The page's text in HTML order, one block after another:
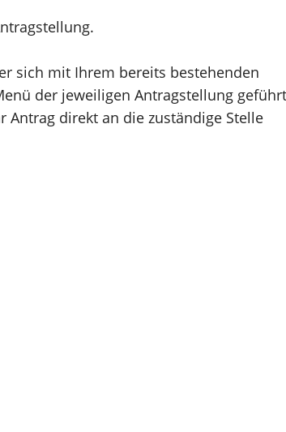
sich mit Ihrem bereits bestehenden
der jeweiligen Antragstellung
direkt an die zuständige Stelle